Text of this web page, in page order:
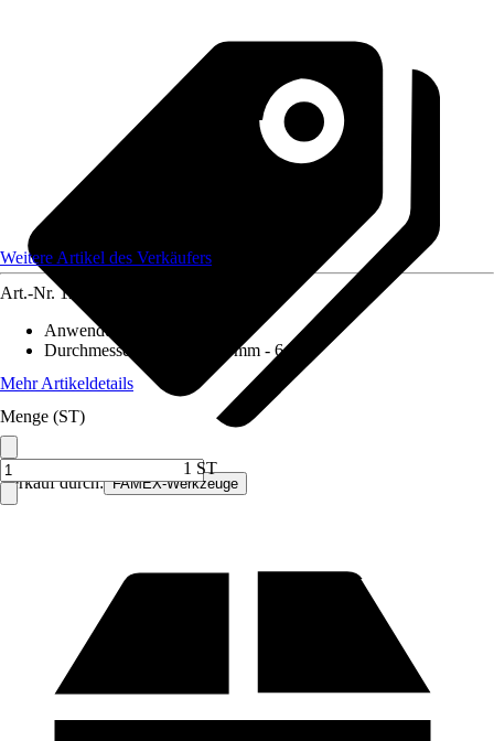
Verkauf durch: FAMEX-Werkzeuge
Weitere Artikel des Verkäufers
Art.-Nr. 12590013
Anwendungsbereich
Durchmesser (von - bis)
6 mm - 6 mm
Mehr Artikeldetails
Menge (ST)
1 ST